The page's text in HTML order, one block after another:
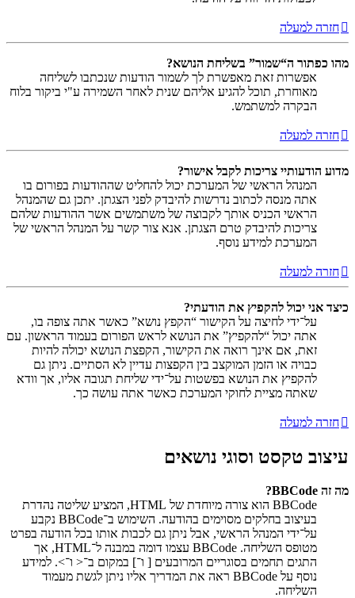
חזרה למעלה
מהו כפתור ה“שמור” בשליחת הנושא?
אפשרות זאת מאפשרת לך לשמור הודעות שנכתבו לשליחה
מאוחרת, תוכל להגיע אליהם שנית לאחר השמירה ע"י ביקור בלוח
הבקרה למשתמש.
חזרה למעלה
מדוע הודעותיי צריכות לקבל אישור?
המנהל הראשי של המערכת יכול להחליט שההודעות בפורום בו
אתה מנסה לכתוב נדרשות להיבדק לפני הצגתן. יתכן גם שהמנהל
הראשי הכניס אותך לקבוצה של משתמשים אשר ההודעות שלהם
צריכות להיבדק טרם הצגתן. אנא צור קשר על המנהל הראשי של
המערכת למידע נוסף.
חזרה למעלה
כיצד אני יכול להקפיץ את הודעתי?
על־ידי לחיצה על הקישור “הקפץ נושא” כאשר אתה צופה בו,
אתה יכול “להקפיץ” את הנושא לראש הפורום בעמוד הראשון. עם
זאת, אם אינך רואה את הקישור, הקפצת הנושא יכולה להיות
כבויה או הזמן המוקצב בין הקפצות עדיין לא הסתיים. ניתן גם
להקפיץ את הנושא בפשטות על־ידי שליחת תגובה אליו, אך וודא
שאתה מציית לחוקי המערכת כאשר אתה עושה כך.
חזרה למעלה
עיצוב טקסט וסוגי נושאים
מה זה BBCode?
BBCode הוא צורה מיוחדת של HTML, המציע שליטה נהדרת
בעיצוב בחלקים מסוימים בהודעה. השימוש ב־BBCode נקבע
על־ידי המנהל הראשי, אבל ניתן גם לכבות אותו בכל הודעה בפרט
מטופס השליחה. BBCode עצמו דומה במבנה ל־HTML, אך
התגים תחמים בסוגריים המרובעים [ ו־] במקום ב־< ו־>. למידע
נוסף על BBCode ראה את המדריך אליו ניתן לגשת מעמוד
השליחה.